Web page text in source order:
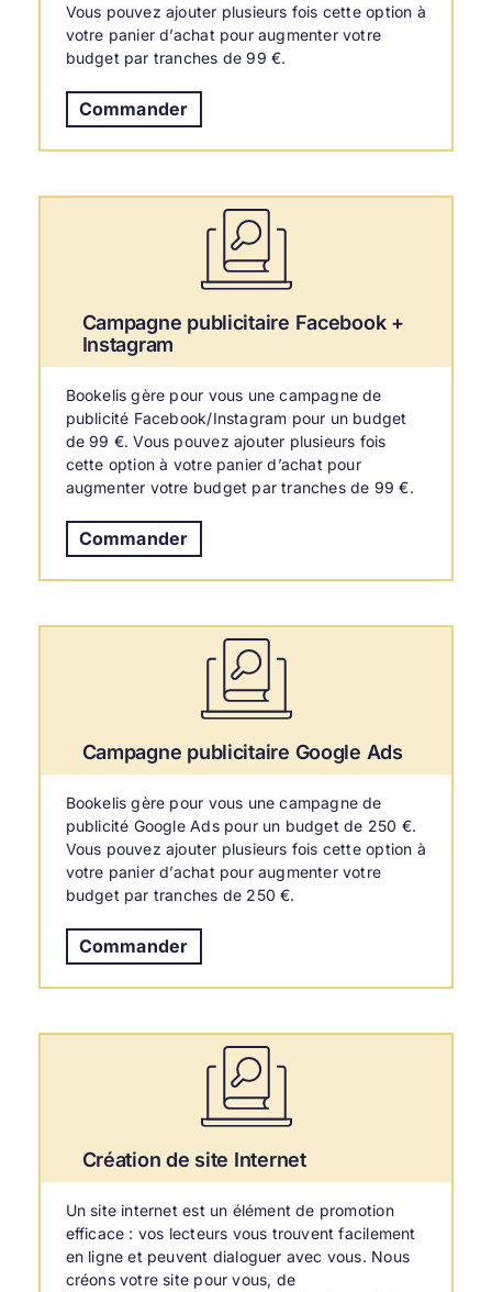
Vous pouvez ajouter plusieurs fois cette option à
votre panier d’achat pour augmenter votre
budget par tranches de 99 €.
Commander
Campagne publicitaire Facebook +
Instagram
Bookelis gère pour vous une campagne de
publicité Facebook/Instagram pour un budget
de 99 €. Vous pouvez ajouter plusieurs fois
cette option à votre panier d’achat pour
augmenter votre budget par tranches de 99 €.
Commander
Campagne publicitaire Google Ads
Bookelis gère pour vous une campagne de
publicité Google Ads pour un budget de 250 €.
Vous pouvez ajouter plusieurs fois cette option à
votre panier d’achat pour augmenter votre
budget par tranches de 250 €.
Commander
Création de site Internet
Un site internet est un élément de promotion
efficace : vos lecteurs vous trouvent facilement
en ligne et peuvent dialoguer avec vous. Nous
créons votre site pour vous, de